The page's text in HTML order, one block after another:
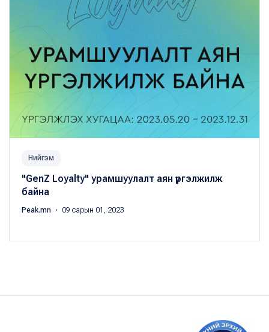
Нийгэм
"GenZ Loyalty" урамшуулалт аян үргэлжилж
байна
Peak.mn ・ 09 сарын 01, 2023